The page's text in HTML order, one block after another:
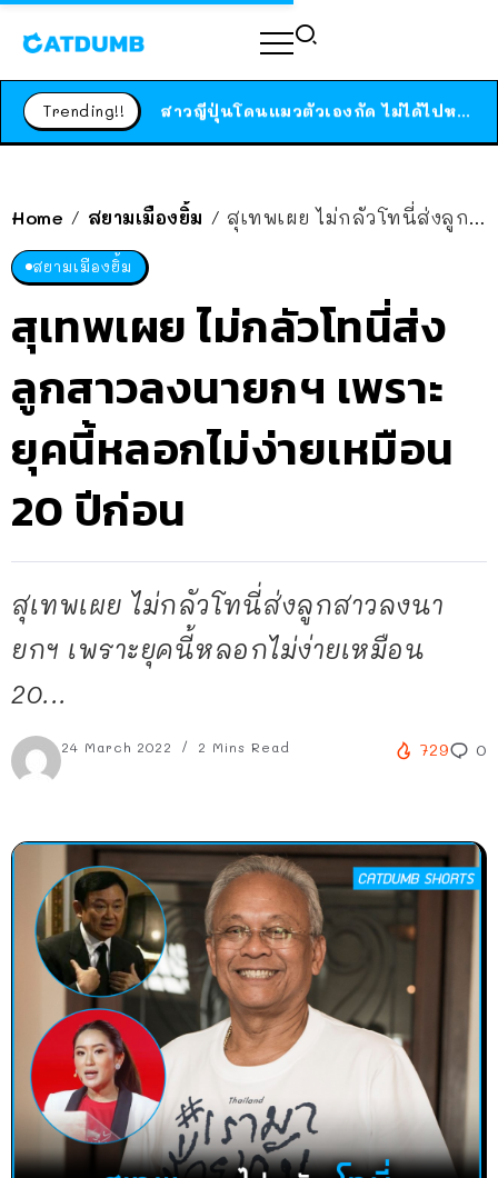
Trending!! ได้เวลาเด็กหนวดรวมตัว RF Online Next เปิดให้เล่นแล้ว เกม Sci-Fi MMORPG ระดับตำนาน เล่นได้ทั้งมือถือและ PC
Home / สยามเมืองยิ้ม / สุเทพเผย ไม่กลัวโทนี่ส่งลูกสาวลงนายกฯ เพราะยุคนี้หลอกไม่ง่ายเหมือน 20 ปีก่อน
สยามเมืองยิ้ม
สุเทพเผย ไม่กลัวโทนี่ส่ง
ลูกสาวลงนายกฯ เพราะ
ยุคนี้หลอกไม่ง่ายเหมือน
20 ปีก่อน
สุเทพเผย ไม่กลัวโทนี่ส่งลูกสาวลงนา
ยกฯ เพราะยุคนี้หลอกไม่ง่ายเหมือน
20...
24 March 2022 2 Mins Read 729 0